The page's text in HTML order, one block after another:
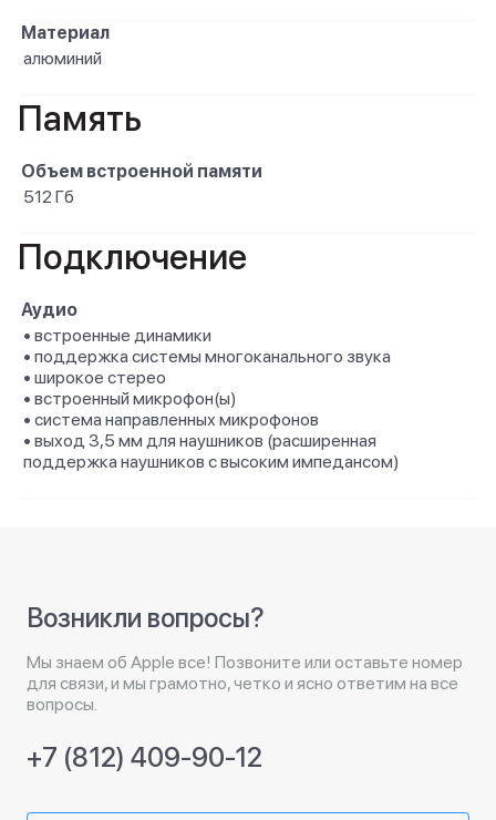
Материал
алюминий
Память
Объем встроенной памяти
512 Гб
Подключение
Аудио
• встроенные динамики
• поддержка системы многоканального звука
• широкое стерео
• встроенный микрофон(ы)
• система направленных микрофонов
• выход 3,5 мм для наушников (расширенная
поддержка наушников с высоким импедансом)
Возникли вопросы?
Мы знаем об Apple все! Позвоните или оставьте номер
для связи, и мы грамотно, четко и ясно ответим на все
вопросы.
+7 (812) 409-90-12